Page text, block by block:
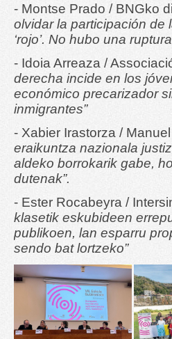
- Montse Prado / BNGko
olvidar la participación de
‘rojo’. No hubo una
- Idoia Arreaza /
derecha incide en los
económico precarizador
inmigrantes”
- Xabier Irastorza /
eraikuntza nazionala
aldeko borrokarik gabe,
dutenak”.
- Ester Rocabeyra /
klasetik eskubideen
publikoen, lan esparru
sendo bat lortzeko”